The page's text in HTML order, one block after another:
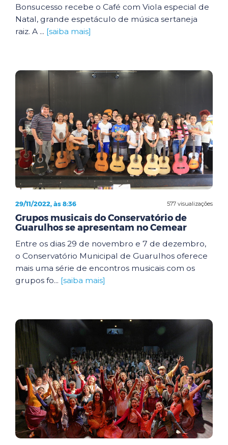
Bonsucesso recebe o Café com Viola especial de
Natal, grande espetáculo de música sertaneja
raiz. A ... [saiba mais]
577 visualizações
29/11/2022, às 8:36
Grupos musicais do Conservatório de
Guarulhos se apresentam no Cemear
Entre os dias 29 de novembro e 7 de dezembro,
o Conservatório Municipal de Guarulhos oferece
mais uma série de encontros musicais com os
grupos fo... [saiba mais]